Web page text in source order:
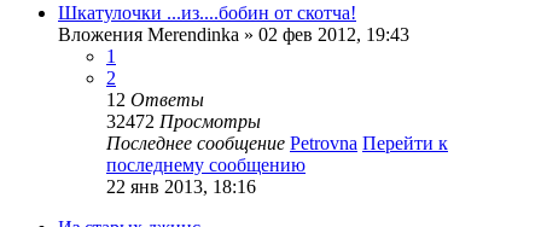
Шкатулочки ...из....бобин от скотча!
Вложения Merendinka » 02 фев 2012, 19:43
1
2
12 Ответы
32472 Просмотры
Последнее сообщение Petrovna Перейти к
последнему сообщению
22 янв 2013, 18:16